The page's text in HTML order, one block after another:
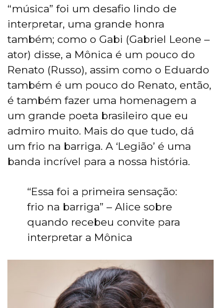
“música” foi um desafio lindo de
interpretar, uma grande honra
também; como o Gabi (Gabriel Leone –
ator) disse, a Mônica é um pouco do
Renato (Russo), assim como o Eduardo
também é um pouco do Renato, então,
é também fazer uma homenagem a
um grande poeta brasileiro que eu
admiro muito. Mais do que tudo, dá
um frio na barriga. A ‘Legião’ é uma
banda incrível para a nossa história.
“Essa foi a primeira sensação:
frio na barriga” – Alice sobre
quando recebeu convite para
interpretar a Mônica